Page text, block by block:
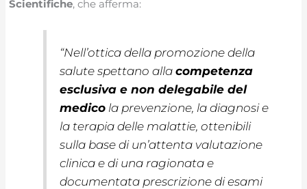
Scientifiche, che afferma:
“Nell’ottica della promozione della
salute spettano allacompetenza
esclusiva e non delegabile del
medico la prevenzione, la diagnosi e
la terapia delle malattie, ottenibili
sulla base di un’attenta valutazione
clinica e di una ragionata e
documentata prescrizione di esami